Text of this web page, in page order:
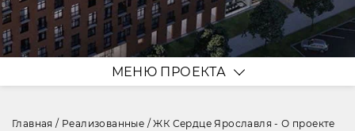
МЕНЮ ПРОЕКТА
Главная / Реализованные /ЖК Сердце Ярославля - О проекте